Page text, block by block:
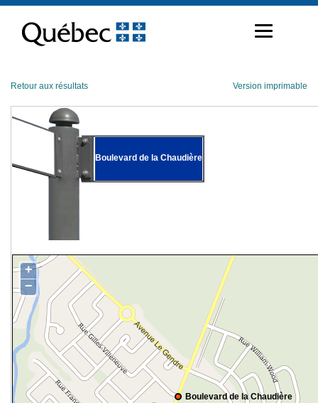
contenu
Retour aux résultats Version imprimable
Boulevard de la Chaudière
Boulevard de la Chaudière
+
−